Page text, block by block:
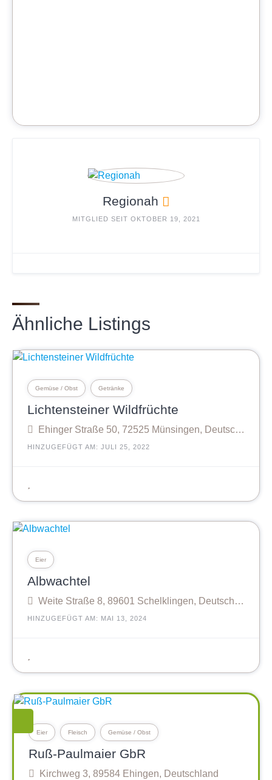
Regionah
MITGLIED SEIT OKTOBER 19, 2021
Ähnliche Listings
Gemüse / Obst Getränke
Lichtensteiner Wildfrüchte
Ehinger Straße 50, 72525 Münsingen, Deutschland
HINZUGEFÜGT AM: JULI 25, 2022
Eier
Albwachtel
Weite Straße 8, 89601 Schelklingen, Deutschland
HINZUGEFÜGT AM: MAI 13, 2024
Eier Fleisch Gemüse / Obst
Ruß-Paulmaier GbR
Kirchweg 3, 89584 Ehingen, Deutschland